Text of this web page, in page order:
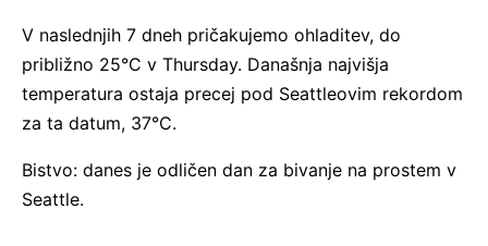
V naslednjih 7 dneh pričakujemo ohladitev, do
približno 25°C v Thursday. Današnja najvišja
temperatura ostaja precej pod Seattleovim rekordom
za ta datum, 37°C.
Bistvo: danes je odličen dan za bivanje na prostem v
Seattle.